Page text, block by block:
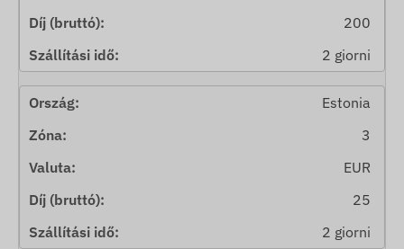
200
2 giorni
Estonia
3
EUR
25
2 giorni